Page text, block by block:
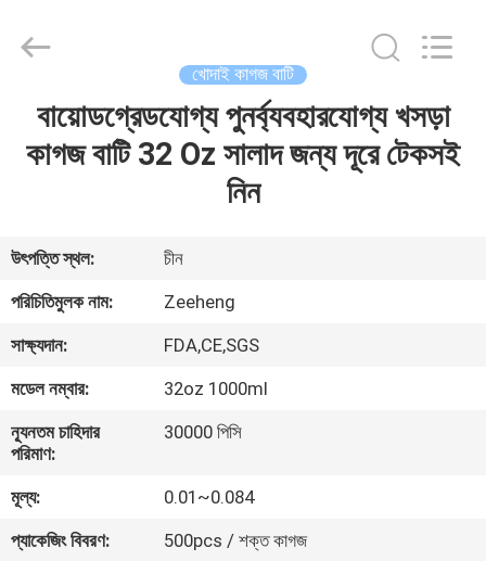
বাড়ি
আমাদের
সম্পর্কে
কারখানা
ভ্রমণ
নিয়ন্ত্রণ
Protection
Technology
Reserved.
খোদাই কাগজ বাটি
বায়োডগ্রেডযোগ্য পুনর্ব্যবহারযোগ্য খসড়া
কাগজ বাটি 32 Oz সালাদ জন্য দূরে টেকসই
নিন
উৎপত্তি স্থল:
চীন
পরিচিতিমুলক নাম:
Zeeheng
সাক্ষ্যদান:
FDA,CE,SGS
মডেল নম্বার:
32oz 1000ml
ন্যূনতম চাহিদার
পরিমাণ:
30000 পিসি
মূল্য:
0.01~0.084
প্যাকেজিং বিবরণ:
500pcs / শক্ত কাগজ